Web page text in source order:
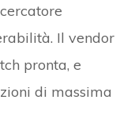
Il vendor
pronta, e
di massima